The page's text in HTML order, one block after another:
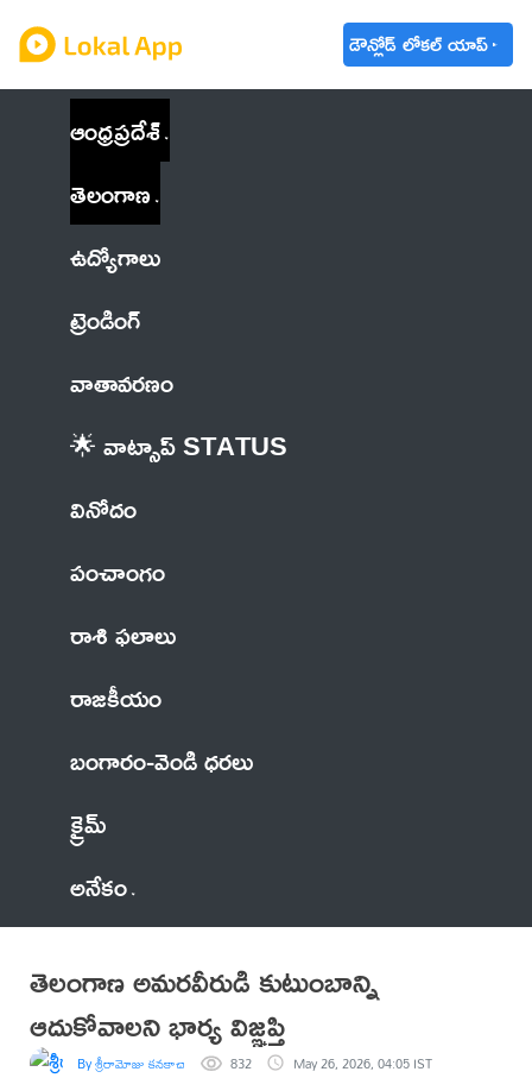
డౌన్లోడ్ లోకల్ యాప్
ఆంధ్రప్రదేశ్
తెలంగాణ
ఉద్యోగాలు
ట్రెండింగ్
వాతావరణం
🌟 వాట్సాప్ STATUS
వినోదం
పంచాంగం
రాశి ఫలాలు
రాజకీయం
బంగారం-వెండి ధరలు
క్రైమ్
అనేకం
తెలంగాణ అమరవీరుడి కుటుంబాన్ని
ఆదుకోవాలని భార్య విజ్ఞప్తి
By శ్రీరామోజు కనకాచారి 832 May 26, 2026, 04:05 IST